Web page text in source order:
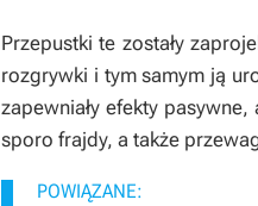
Przepustki te zostały
rozgrywki i tym samym ją
zapewniały efekty
sporo frajdy, a także
POWIĄZANE: